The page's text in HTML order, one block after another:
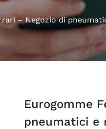
– Negozio di
Eurogomme
pneumatici e